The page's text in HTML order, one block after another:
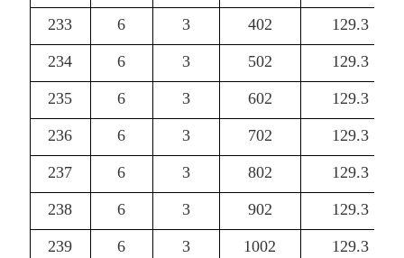
233 6 3 402 129.3
234 6 3 502 129.3
235 6 3 602 129.3
236 6 3 702 129.3
237 6 3 802 129.3
238 6 3 902 129.3
239 6 3 1002 129.3